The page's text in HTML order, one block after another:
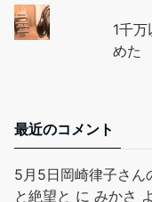
1千
めた
最近のコメント
5月5日岡崎律子さん
と絶望と に みかさ